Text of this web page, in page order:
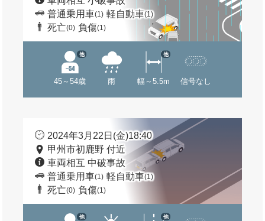
普通乗用車(1) 軽自動車(1)
死亡(0) 負傷(1)
45～54歳
他
雨 幅～5.5m
他
信号なし
2024年3月22日(金)18:40
甲州市初鹿野 付近
車両相互 中破事故
普通乗用車(1) 軽自動車(1)
死亡(0) 負傷(1)
他 他